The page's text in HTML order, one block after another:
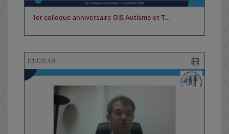
1er colloque anniversaire GIS Autisme et T…
01:03:49